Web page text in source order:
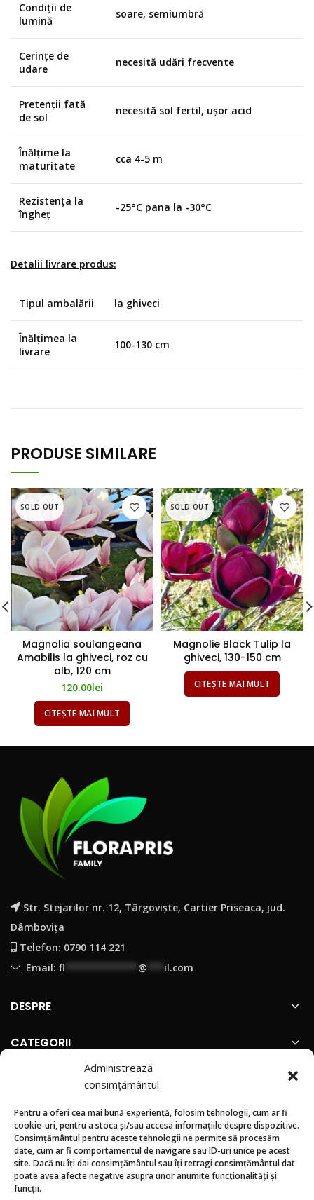
Administrează
consimțământul
Pentru a oferi cea mai bună experiență, folosim tehnologii, cum ar fi
cookie-uri, pentru a stoca și/sau accesa informațiile despre dispozitive.
Consimțământul pentru aceste tehnologii ne permite să procesăm
date, cum ar fi comportamentul de navigare sau ID-uri unice pe acest
site. Dacă nu îți dai consimțământul sau îți retragi consimțământul dat
poate avea afecte negative asupra unor anumite funcționalități și
funcții.
Condiții de
lumină
soare, semiumbră
Cerințe de
udare
necesită udări frecvente
Pretenții fată
de sol
necesită sol fertil, ușor acid
Înălțime la
maturitate
cca 4-5 m
Rezistența la
îngheț
-25°C pana la -30°C
Detalii livrare produs:
Tipul ambalării la ghiveci
Înălțimea la
livrare
100-130 cm
PRODUSE SIMILARE
SOLD OUT
Magnolia soulangeana
Amabilis la ghiveci, roz cu
alb, 120 cm
120.00lei
CITEȘTE MAI MULT
SOLD OUT
Magnolie Black Tulip la
ghiveci, 130-150 cm
CITEȘTE MAI MULT
Str. Stejarilor nr. 12, Târgoviște, Cartier Priseaca, jud.
Dâmbovița
Telefon: 0790 114 221
Email: fl @ il.com
DESPRE
CATEGORII
SUNTEM PREZENTI PE